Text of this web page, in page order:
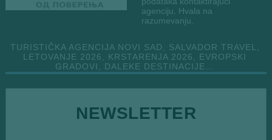
agenciju. Hvala na
razumevanju.
TURISTIČKA AGENCIJA NOVI SAD, SALVADOR TRAVEL,
LETOVANJE 2026, KRSTARENJA 2026, EVROPSKI
GRADOVI, DALEKE DESTINACIJE…
E
m
NEWSLETTER